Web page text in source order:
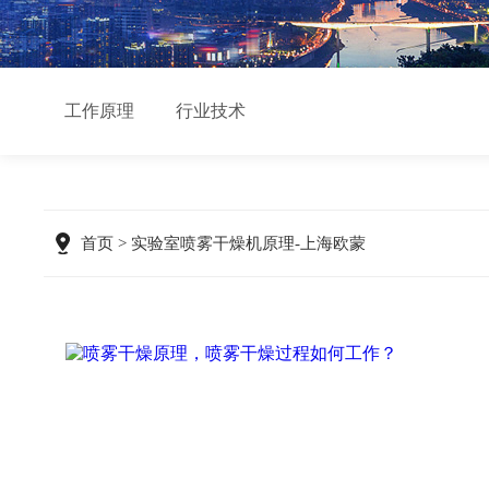
工作原理 行业技术
首页 > 实验室喷雾干燥机原理-上海欧蒙